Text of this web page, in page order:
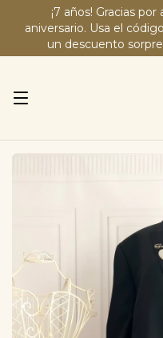
¡7 años! Gracias
aniversario. Usa el
un descuento